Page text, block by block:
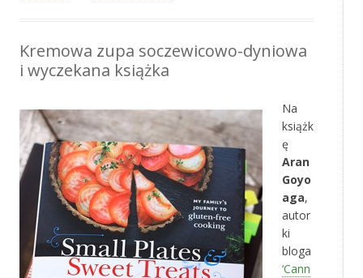
Kremowa zupa soczewicowo-dyniowa
i wyczekana książka
Na
książk
ę
Aran
Goyo
aga,
autor
ki
bloga
‘Cann